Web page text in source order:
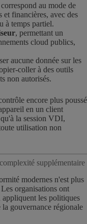
au mode de
et financières, avec des
à temps partiel.
, permettant un
cloud publics,
aucune donnée sur les
coller à des outils
non autorisés.
encore plus poussé
en un client
la session VDI,
utilisation non
supplémentaire
modernes n'est plus
organisations ont
appliquent les politiques
la gouvernance régionale